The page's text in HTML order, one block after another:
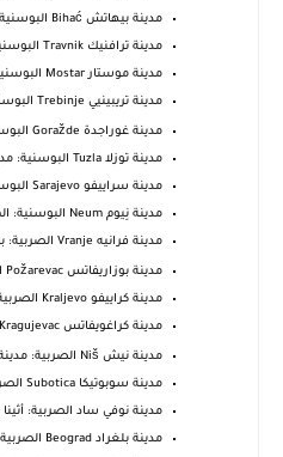
مدينة بيهاتش Bihać البوسنية: مدينة أونا الفيروزية ...
مدينة ترافنيك Travnik البوسنية: مدينة الوزير وموطن...
مدينة موستار Mostar البوسنية: مدينة الجسر القديم و...
مدينة تريبينيي Trebinje البوسنية: مدينة الشمس وبوا...
مدينة غوراجدة Goražde البوسنية: مدينة الصمود التار...
مدينة توزلا Tuzla البوسنية: مدينة الملح والبحيرات ...
مدينة سراييفو Sarajevo البوسنية: قدس أوروبا عند مف...
مدينة نِيوم Neum البوسنية: المنفذ البحري الوحيد لل...
مدينة فرانيه Vranje الصربية: بوابة صربيا الجنوبية ...
مدينة بوزاريفاتس Požarevac الصربية: مدينة معاهدة ا...
مدينة كراييفو Kraljevo الصربية: المدينة الملكية وم...
مدينة كراغويفاتس Kragujevac: مهد الصناعة والعاصمة ...
مدينة نيش Niš الصربية: مدينة القيصر قسطنطين عند مف...
مدينة سوبوتيكا Subotica الصربية: جوهرة الآرت نوفو ...
مدينة نوفي ساد الصربية:
مدينة بلغراد Beograd الصربية: مدينة تلتقي فيها ال...